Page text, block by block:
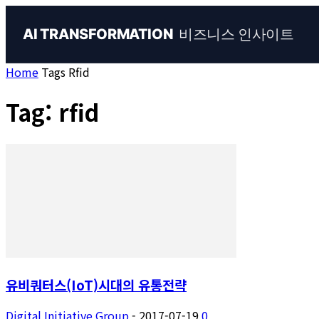
AI TRANSFORMATION 비즈니스 인사이트
Home Tags Rfid
Tag: rfid
유비쿼터스(IoT)시대의 유통전략